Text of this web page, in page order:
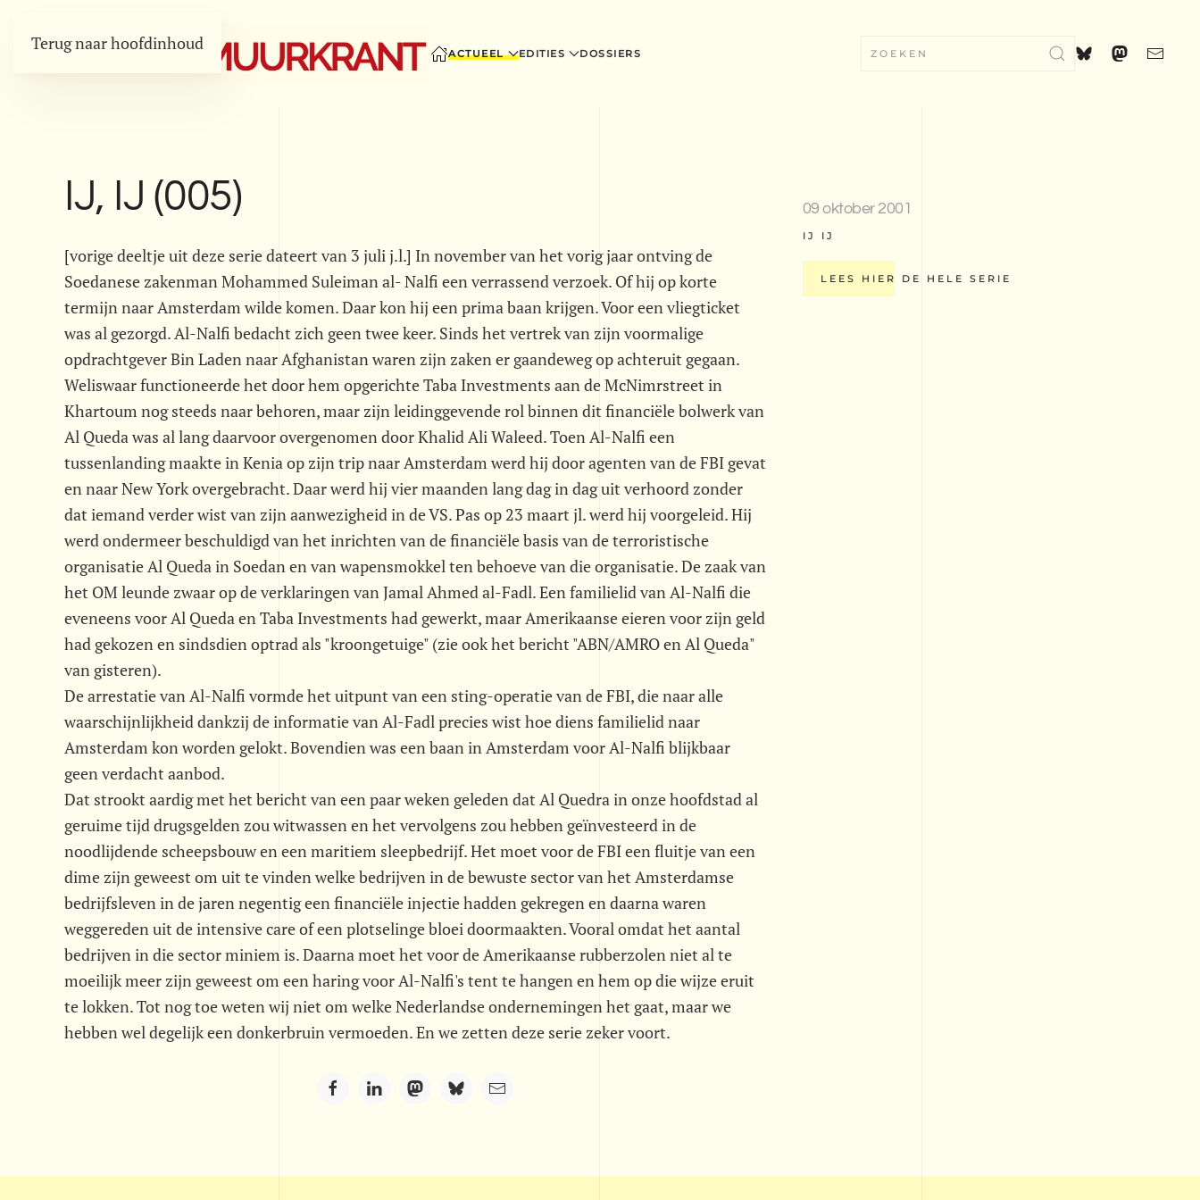
Terug naar hoofdinhoud ACTUEEL EDITIES DOSSIERS
IJ, IJ (005)
[vorige deeltje uit deze serie dateert van 3 juli j.l.] In november van het vorig jaar ontving de
Soedanese zakenman Mohammed Suleiman al- Nalfi een verrassend verzoek. Of hij op korte
termijn naar Amsterdam wilde komen. Daar kon hij een prima baan krijgen. Voor een vliegticket
was al gezorgd. Al-Nalfi bedacht zich geen twee keer. Sinds het vertrek van zijn voormalige
opdrachtgever Bin Laden naar Afghanistan waren zijn zaken er gaandeweg op achteruit gegaan.
Weliswaar functioneerde het door hem opgerichte Taba Investments aan de McNimrstreet in
Khartoum nog steeds naar behoren, maar zijn leidinggevende rol binnen dit financiële bolwerk van
Al Queda was al lang daarvoor overgenomen door Khalid Ali Waleed. Toen Al-Nalfi een
tussenlanding maakte in Kenia op zijn trip naar Amsterdam werd hij door agenten van de FBI gevat
en naar New York overgebracht. Daar werd hij vier maanden lang dag in dag uit verhoord zonder
dat iemand verder wist van zijn aanwezigheid in de VS. Pas op 23 maart jl. werd hij voorgeleid. Hij
werd ondermeer beschuldigd van het inrichten van de financiële basis van de terroristische
organisatie Al Queda in Soedan en van wapensmokkel ten behoeve van die organisatie. De zaak van
het OM leunde zwaar op de verklaringen van Jamal Ahmed al-Fadl. Een familielid van Al-Nalfi die
eveneens voor Al Queda en Taba Investments had gewerkt, maar Amerikaanse eieren voor zijn geld
had gekozen en sindsdien optrad als "kroongetuige" (zie ook het bericht "ABN/AMRO en Al Queda"
van gisteren).
De arrestatie van Al-Nalfi vormde het uitpunt van een sting-operatie van de FBI, die naar alle
waarschijnlijkheid dankzij de informatie van Al-Fadl precies wist hoe diens familielid naar
Amsterdam kon worden gelokt. Bovendien was een baan in Amsterdam voor Al-Nalfi blijkbaar
geen verdacht aanbod.
Dat strookt aardig met het bericht van een paar weken geleden dat Al Quedra in onze hoofdstad al
geruime tijd drugsgelden zou witwassen en het vervolgens zou hebben geïnvesteerd in de
noodlijdende scheepsbouw en een maritiem sleepbedrijf. Het moet voor de FBI een fluitje van een
dime zijn geweest om uit te vinden welke bedrijven in de bewuste sector van het Amsterdamse
bedrijfsleven in de jaren negentig een financiële injectie hadden gekregen en daarna waren
weggereden uit de intensive care of een plotselinge bloei doormaakten. Vooral omdat het aantal
bedrijven in die sector miniem is. Daarna moet het voor de Amerikaanse rubberzolen niet al te
moeilijk meer zijn geweest om een haring voor Al-Nalfi's tent te hangen en hem op die wijze eruit
te lokken. Tot nog toe weten wij niet om welke Nederlandse ondernemingen het gaat, maar we
hebben wel degelijk een donkerbruin vermoeden. En we zetten deze serie zeker voort.
09 oktober 2001
IJ IJ
LEES HIER DE HELE SERIE